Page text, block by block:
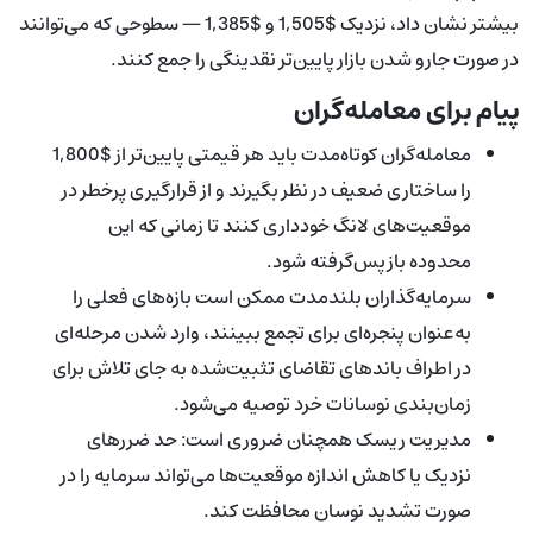
بیشتر نشان داد، نزدیک $1,505 و $1,385 — سطوحی که می‌توانند
در صورت جارو شدن بازار پایین‌تر نقدینگی را جمع کنند.
پیام برای معامله‌گران
معامله‌گران کوتاه‌مدت باید هر قیمتی پایین‌تر از $1,800
را ساختاری ضعیف در نظر بگیرند و از قرارگیری پرخطر در
موقعیت‌های لانگ خودداری کنند تا زمانی که این
محدوده بازپس‌گرفته شود.
سرمایه‌گذاران بلندمدت ممکن است بازه‌های فعلی را
به‌عنوان پنجره‌ای برای تجمع ببینند، وارد شدن مرحله‌ای
در اطراف باندهای تقاضای تثبیت‌شده به جای تلاش برای
زمان‌بندی نوسانات خرد توصیه می‌شود.
مدیریت ریسک همچنان ضروری است: حد ضررهای
نزدیک یا کاهش اندازه موقعیت‌ها می‌تواند سرمایه را در
صورت تشدید نوسان محافظت کند.